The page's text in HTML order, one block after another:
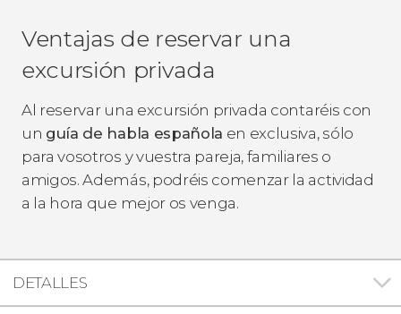
Ventajas de reservar una
excursión privada
Al reservar una excursión privada contaréis con
un guía de habla española en exclusiva, sólo
para vosotros y vuestra pareja, familiares o
amigos. Además, podréis comenzar la actividad
a la hora que mejor os venga.
DETALLES